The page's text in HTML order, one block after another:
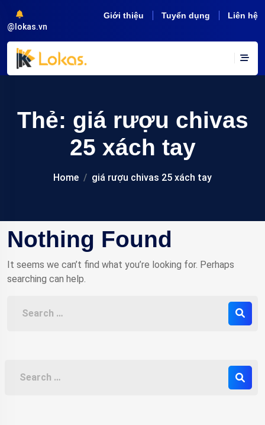
@lokas.vn
Giới thiệu Tuyển dụng Liên hệ
Thẻ: giá rượu chivas
25 xách tay
Home giá rượu chivas 25 xách tay
Nothing Found
It seems we can’t find what you’re looking for. Perhaps
searching can help.